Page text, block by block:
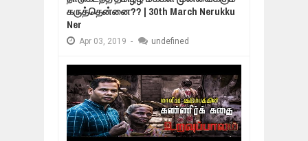
கருத்தென்னை?? | 30th March Nerukku
Ner
Apr 03, 2019 - undefined